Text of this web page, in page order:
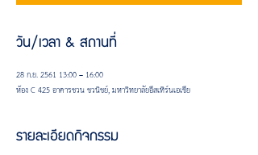
วัน/เวลา & สถานที่
28 ก.ย. 2561 13:00 – 16:00
ห้อง C 425 อาคารชวน ชวนิชย์, มหาวิทยาลัยอีสเทิร์นเอเชีย
รายละเอียดกิจกรรม